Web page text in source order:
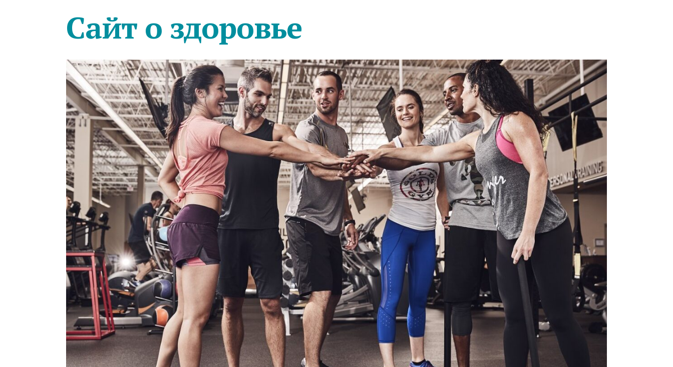
Сайт о здоровье